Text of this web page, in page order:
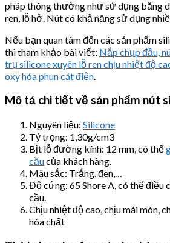
pháp thông thường như sử dụng băng
ren, lỗ hở. Nút có khả năng sử dụng
Nếu bạn quan tâm đến các sản phẩm
thì tham khảo bài viết: Nắp chụp đầu,
trụ silicone xuyên lỗ ren chịu nhiệt độ
oxy hóa phun cát điện
Mô tả chi tiết về sản phẩm nút
Nguyên liệu: Silicone
Tỷ trọng: 1,30g/cm3
Bịt lỗ đường kính: 12 mm, có thể
cầucủa khách hàng.
Màu sắc: Trắng, đen,…
Độ cứng: 65 Shore A, có thể điều
cầu.
Chịu nhiệt độ cao, chịu mài mòn,
hóa chất